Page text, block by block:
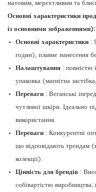
матовим, мерехтливим та
Основні характеристики
із основними зображеннями):
Основні характеристики:
годин), плавне нанесення
Налаштування: повністю
упаковка (магнітна
Переваги: ​​Веганські
чутливої ​​шкіри. Ідеально
використання.
Переваги: ​​Конкурентні
що відповідають трендам
колекції).
Цінність для брендів:
собівартістю виробництва;